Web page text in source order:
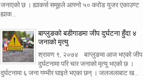
जनाएको छ । ह्याकर्स समूहले आफ्नो ५० करोड युजर एकाउण्ट
ह्याक...
बाग्लुङको बडीगाडमा जीप दुर्घटना हुँदा ४
जनाको मृत्यु
श्रावण ९, २०७४ बाग्लुङमा आज भएको जीप
दुर्घटनामा परि चार जनाको मृत्यु भएको छ ।
दुर्घटनामा ६ जना गम्भीर घाइते भएका छन् । जलजलाबाट ख...